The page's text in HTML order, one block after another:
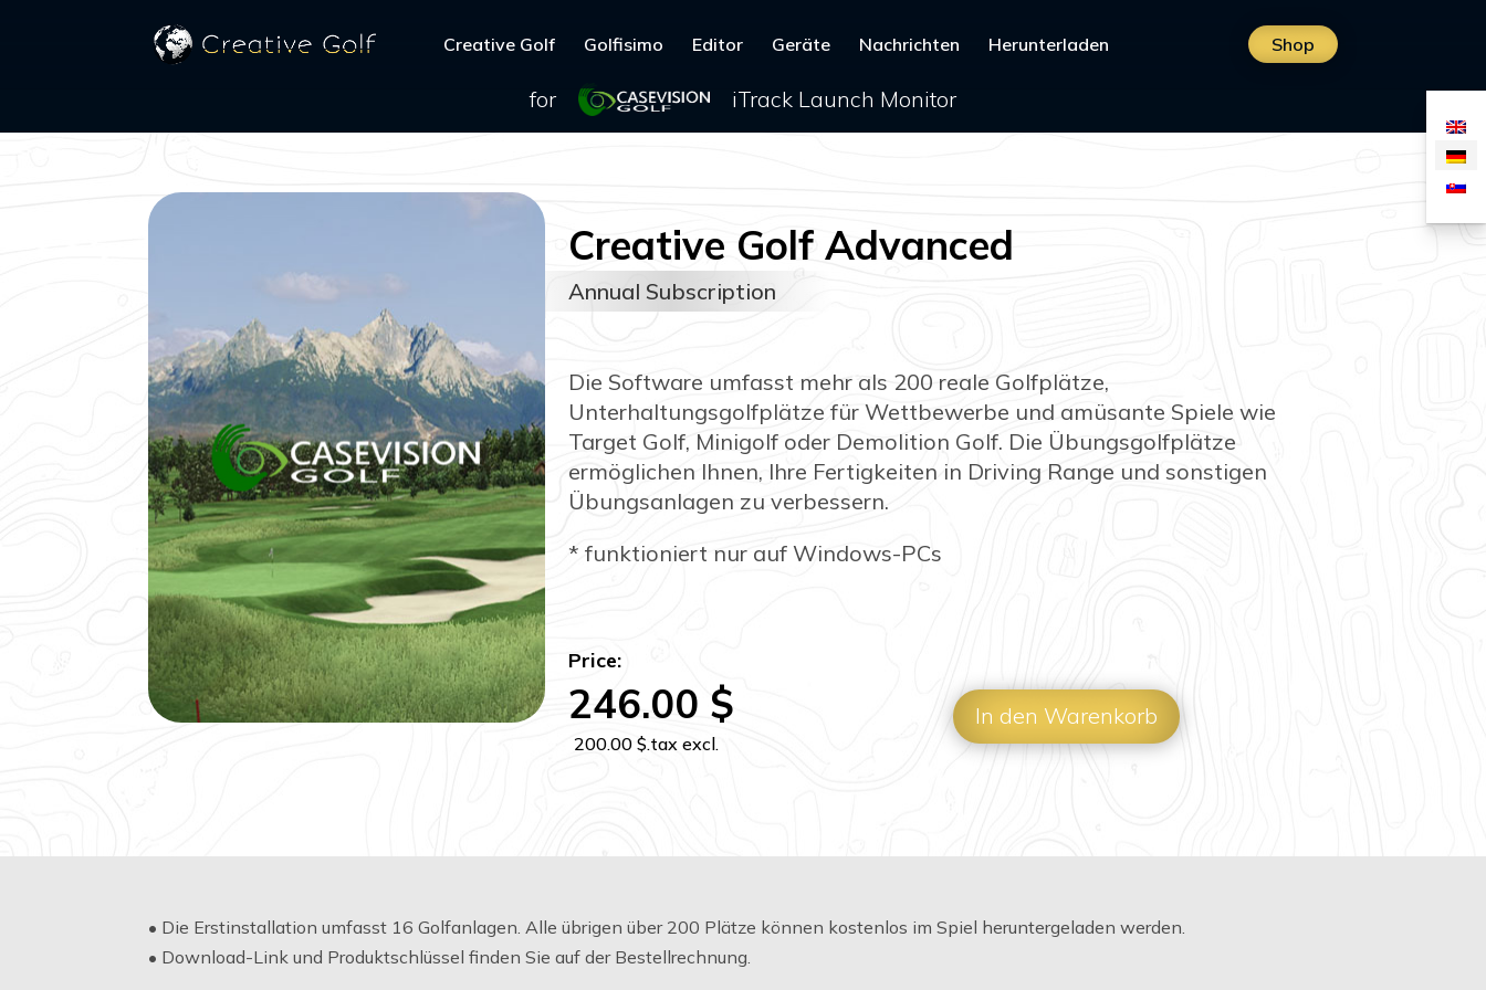
Creative Golf Golfisimo Editor Geräte Nachrichten Herunterladen Shop
for iTrack Launch Monitor
Creative Golf Advanced
Annual Subscription
Die Software umfasst mehr als 200 reale Golfplätze,
Unterhaltungsgolfplätze für Wettbewerbe und amüsante Spiele wie
Target Golf, Minigolf oder Demolition Golf. Die Übungsgolfplätze
ermöglichen Ihnen, Ihre Fertigkeiten in Driving Range und sonstigen
Übungsanlagen zu verbessern.
* funktioniert nur auf Windows-PCs
Price:
246.00 $
200.00$.tax excl.
In den Warenkorb
• Die Erstinstallation umfasst 16 Golfanlagen. Alle übrigen über 200 Plätze können kostenlos im Spiel heruntergeladen werden.
• Download-Link und Produktschlüssel finden Sie auf der Bestellrechnung.